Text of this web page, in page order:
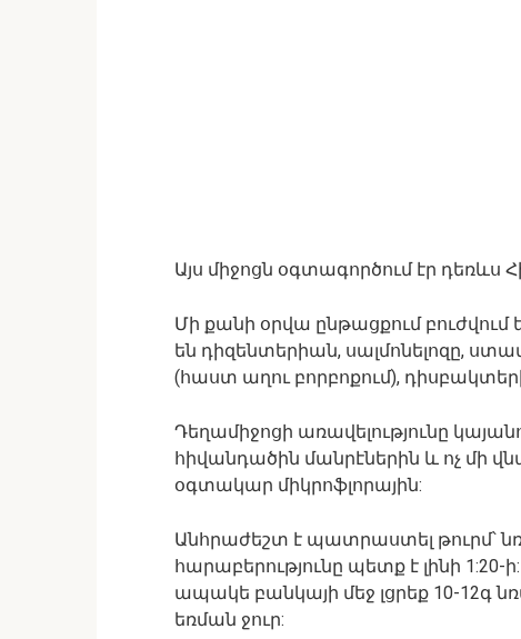
Այս միջոցն օգտագործում էր դեռևս
Մի քանի օրվա ընթացքում բուժվում
են դիզենտերիան, սալմոնելոզը,
(հաստ աղու բորբոքում),
Դեղամիջոցի առավելությունը
հիվանդածին մանրէներին և ոչ մի
օգտակար միկրոֆլորային:
Անհրաժեշտ է պատրաստել թուրմ՝
հարաբերությունը պետք է լինի
ապակե բանկայի մեջ լցրեք 10-12գ
եռման ջուր: